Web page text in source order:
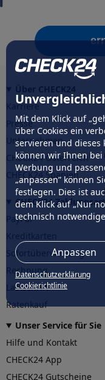
Mit dem Klick auf
über Cookies ein
servieren und dieses
können wir Ihnen
Werbung und
„anpassen” können
festlegen. Dies ist
dem Klick auf „Nur
technisch
Anpassen
Datenschutzerklärung
Cookierichtlinie
Karriere
Presse
Unternehmen
CHECK24 Österreich
CHECK24 Spanien
CHECK24
PayPal
Sofortüberweisung
Rechnung
Lastschrift
Ratenkauf
Unser Service für Sie
Hilfe und Kontakt
CHECK24 App
CHECK24 Gutscheine